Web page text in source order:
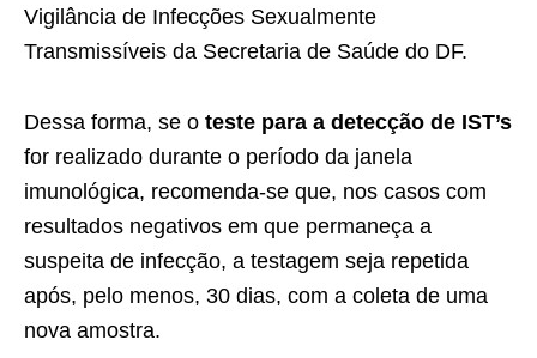
Vigilância de Infecções Sexualmente
Transmissíveis da Secretaria de Saúde do DF.
Dessa forma, se o teste para a detecção de IST’s
for realizado durante o período da janela
imunológica, recomenda-se que, nos casos com
resultados negativos em que permaneça a
suspeita de infecção, a testagem seja repetida
após, pelo menos, 30 dias, com a coleta de uma
nova amostra.